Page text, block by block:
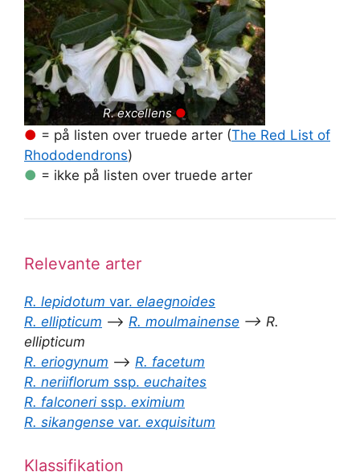
R. excellens ●
● = på listen over truede arter (The Red List of
Rhododendrons)
● = ikke på listen over truede arter
Relevante arter
R. lepidotum var. elaegnoides
R. ellipticum –> R. moulmainense –> R.
ellipticum
R. eriogynum –> R. facetum
R. neriiflorum ssp. euchaites
R. falconeri ssp. eximium
R. sikangense var. exquisitum
Klassifikation